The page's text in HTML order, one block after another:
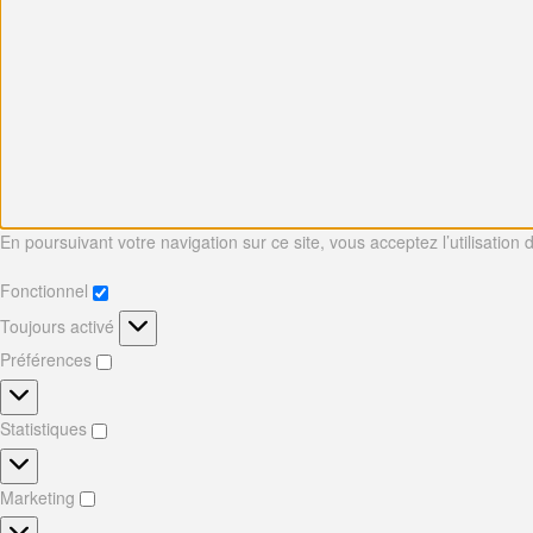
En poursuivant votre navigation sur ce site, vous acceptez
Fonctionnel
Fonctionnel
Toujours activé
Préférences
Préférences
Statistiques
Statistiques
Marketing